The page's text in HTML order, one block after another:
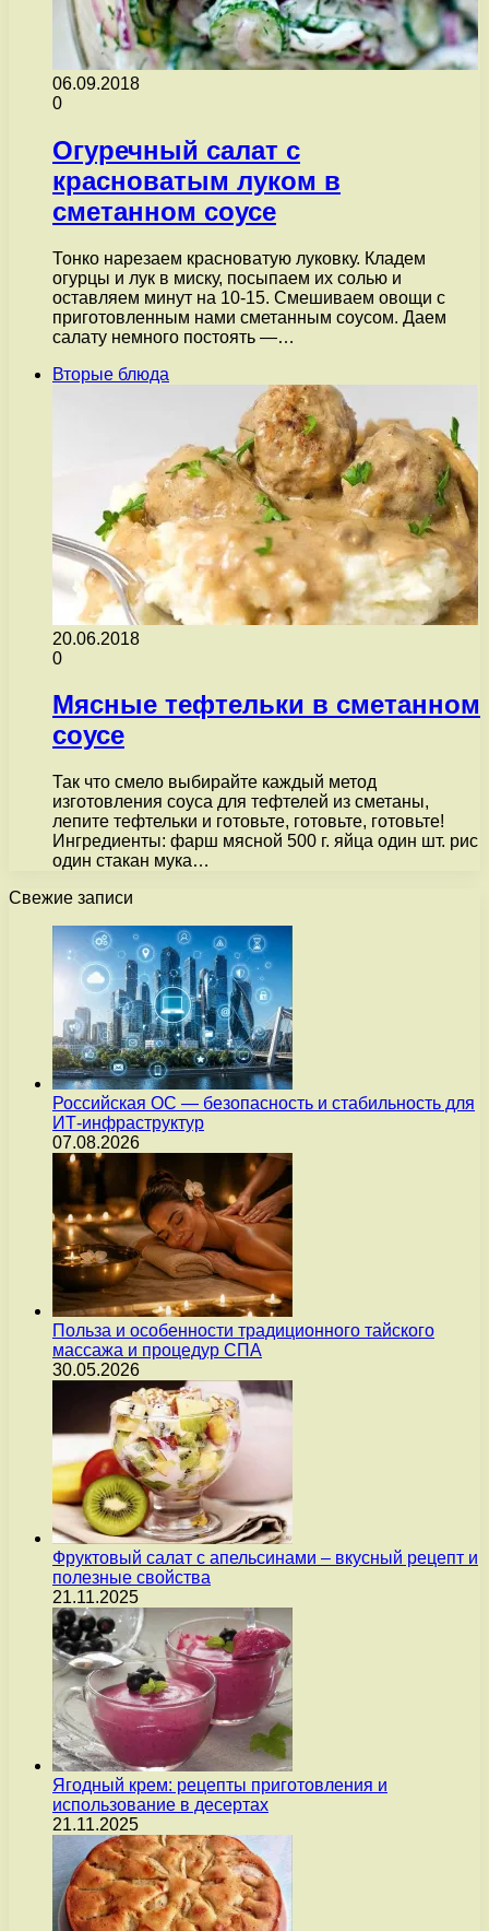
06.09.2018
0
Огуречный салат с
красноватым луком в
сметанном соусе
Тонко нарезаем красноватую луковку. Кладем
огурцы и лук в миску, посыпаем их солью и
оставляем минут на 10-15. Смешиваем овощи с
приготовленным нами сметанным соусом. Даем
салату немного постоять —…
Вторые блюда
20.06.2018
0
Мясные тефтельки в сметанном
соусе
Так что смело выбирайте каждый метод
изготовления соуса для тефтелей из сметаны,
лепите тефтельки и готовьте, готовьте, готовьте!
Ингредиенты: фарш мясной 500 г. яйца один шт. рис
один стакан мука…
Свежие записи
Российская ОС — безопасность и стабильность для
ИТ-инфраструктур
07.08.2026
Польза и особенности традиционного тайского
массажа и процедур СПА
30.05.2026
Фруктовый салат с апельсинами – вкусный рецепт и
полезные свойства
21.11.2025
Ягодный крем: рецепты приготовления и
использование в десертах
21.11.2025